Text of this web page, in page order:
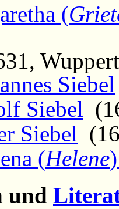
(
Siebel
Siebel
Siebel
(Helene
und